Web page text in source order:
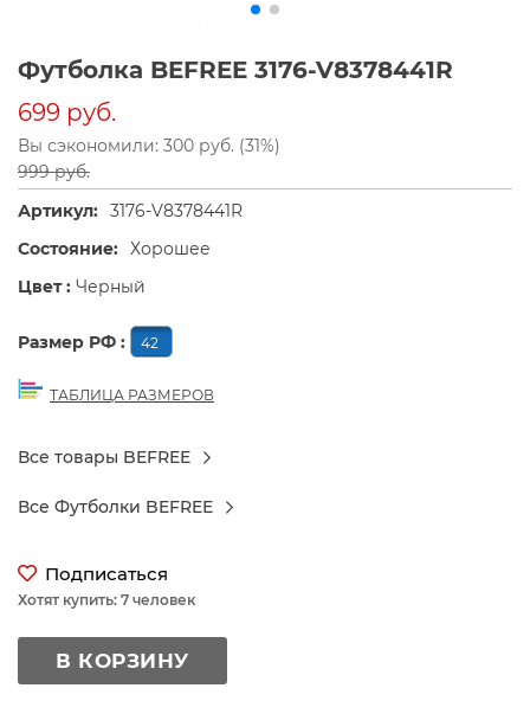
Футболка BEFREE 3176-V8378441R
699 руб.
Вы сэкономили: 300 руб. (31%)
999 руб.
Артикул: 3176-V8378441R
Состояние: Хорошее
Цвет : Черный
Размер РФ : 42
ТАБЛИЦА РАЗМЕРОВ
Все товары BEFREE
Все Футболки BEFREE
Подписаться
Хотят купить: 7 человек
В КОРЗИНУ